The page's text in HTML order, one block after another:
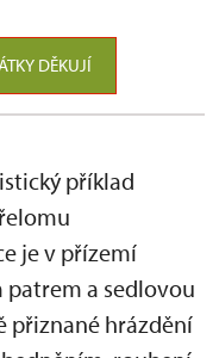
DĚKUJÍ
příklad
je v přízemí
patrem a sedlovou
přiznané hrázdění